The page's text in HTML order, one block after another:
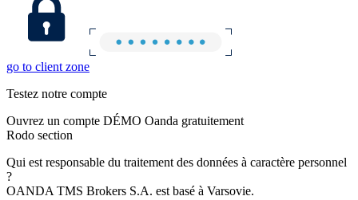
go to client zone
Testez notre compte
Ouvrez un compte DÉMO Oanda gratuitement
Rodo section
Qui est responsable du traitement des données à caractère personnel
?
OANDA TMS Brokers S.A. est basé à Varsovie.